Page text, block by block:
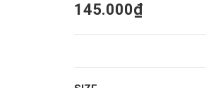
145.000₫